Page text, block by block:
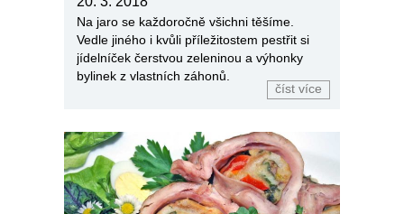
Na jaro se každoročně všichni těšíme.
Vedle jiného i kvůli příležitostem pestřit si
jídelníček čerstvou zeleninou a výhonky
bylinek z vlastních záhonů.
číst více